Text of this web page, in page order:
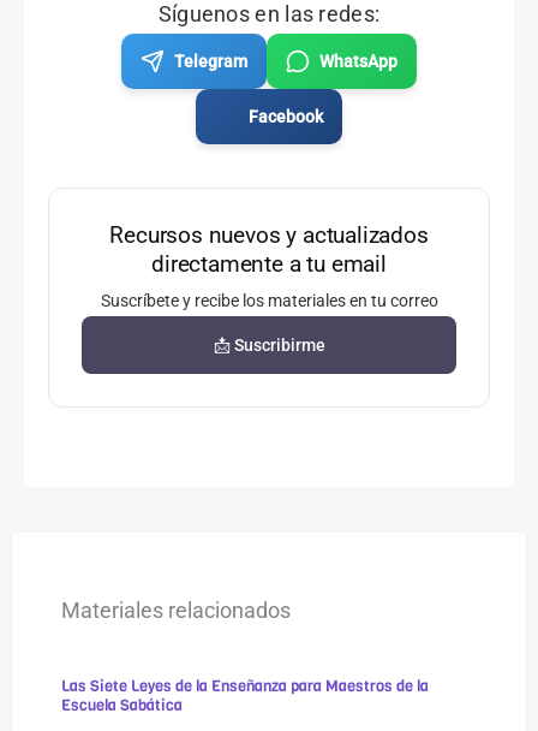
Síguenos en las redes:
Telegram WhatsApp
Facebook
Recursos nuevos y actualizados
directamente a tu email
Suscríbete y recibe los materiales en tu correo
📩 Suscribirme
Materiales relacionados
Las Siete Leyes de la Enseñanza para Maestros de la
Escuela Sabática